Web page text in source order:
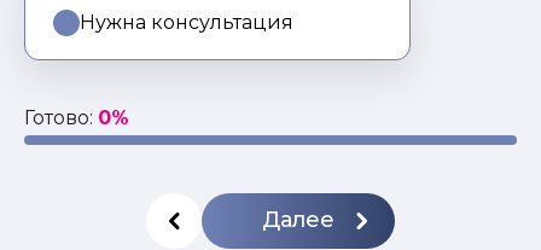
Нужна консультация
Готово: 0%
Далее